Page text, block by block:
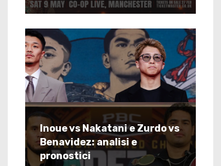
Inoue vs Nakatani e Zurdo vs
Benavidez: analisi e
pronostici